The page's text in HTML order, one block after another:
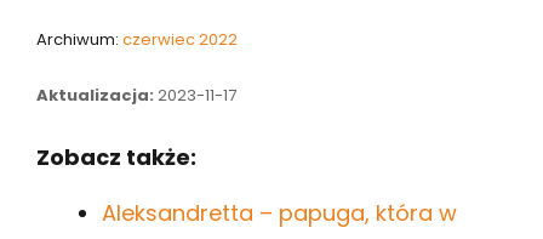
Archiwum: czerwiec 2022
Aktualizacja: 2023-11-17
Zobacz także:
Aleksandretta – papuga, która w